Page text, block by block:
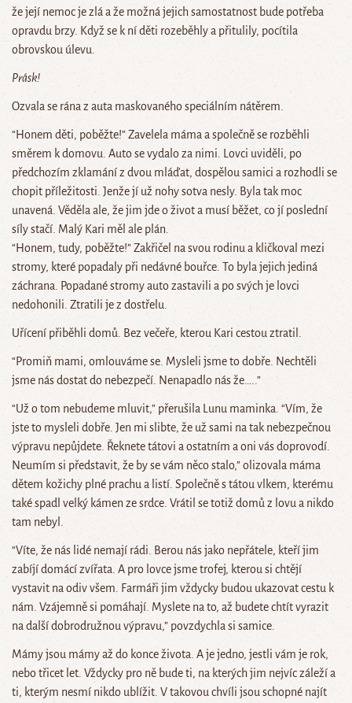
že její nemoc je zlá a že možná jejich samostatnost bude potřeba
opravdu brzy. Když se k ní děti rozeběhly a přitulily, pocítila
obrovskou úlevu.
Prásk!
Ozvala se rána z auta maskovaného speciálním nátěrem.
“Honem děti, poběžte!” Zavelela máma a společně se rozběhli
směrem k domovu. Auto se vydalo za nimi. Lovci uviděli, po
předchozím zklamání z dvou mláďat, dospělou samici a rozhodli se
chopit příležitosti. Jenže jí už nohy sotva nesly. Byla tak moc
unavená. Věděla ale, že jim jde o život a musí běžet, co jí poslední
síly stačí. Malý Kari měl ale plán.
“Honem, tudy, poběžte!” Zakřičel na svou rodinu a kličkoval mezi
stromy, které popadaly při nedávné bouřce. To byla jejich jediná
záchrana. Popadané stromy auto zastavili a po svých je lovci
nedohonili. Ztratili je z dostřelu.
Uřícení přiběhli domů. Bez večeře, kterou Kari cestou ztratil.
“Promiň mami, omlouváme se. Mysleli jsme to dobře. Nechtěli
jsme nás dostat do nebezpečí. Nenapadlo nás že…..”
“Už o tom nebudeme mluvit,” přerušila Lunu maminka. “Vím, že
jste to mysleli dobře. Jen mi slibte, že už sami na tak nebezpečnou
výpravu nepůjdete. Řeknete tátovi a ostatním a oni vás doprovodí.
Neumím si představit, že by se vám něco stalo,” olizovala máma
dětem kožichy plné prachu a listí. Společně s tátou vlkem, kterému
také spadl velký kámen ze srdce. Vrátil se totiž domů z lovu a nikdo
tam nebyl.
“Víte, že nás lidé nemají rádi. Berou nás jako nepřátele, kteří jim
zabíjí domácí zvířata. A pro lovce jsme trofej, kterou si chtějí
vystavit na odiv všem. Farmáři jim vždycky budou ukazovat cestu k
nám. Vzájemně si pomáhají. Myslete na to, až budete chtít vyrazit
na další dobrodružnou výpravu,” povzdychla si samice.
Mámy jsou mámy až do konce života. A je jedno, jestli vám je rok,
nebo třicet let. Vždycky pro ně bude ti, na kterých jim nejvíc záleží a
ti, kterým nesmí nikdo ublížit. V takovou chvíli jsou schopné najít